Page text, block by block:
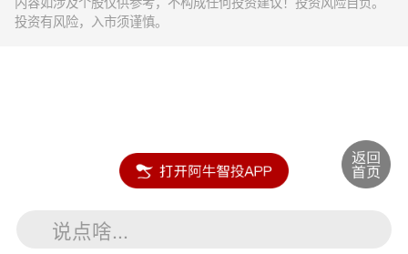
投资有风险，入市须谨慎。
说点啥...